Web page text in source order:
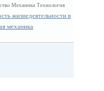
Механика Технология
жизнедеятельности в
механика